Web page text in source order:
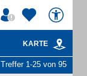
KARTE
Treffer 1-25 von 95